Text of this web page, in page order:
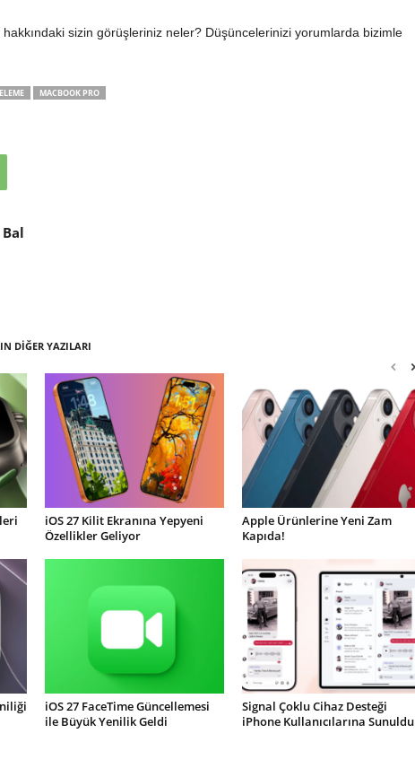
sizin görüşleriniz neler? Düşüncelerinizi yorumlarda bizimle
MACBOOK PRO
DİĞER YAZILARI
iOS 27 Kilit Ekranına Yepyeni
Özellikler Geliyor
Apple Ürünlerine Yeni Zam
Kapıda!
iOS 27 FaceTime Güncellemesi
ile Büyük Yenilik Geldi
Signal Çoklu Cihaz Desteği
iPhone Kullanıcılarına Sunuldu